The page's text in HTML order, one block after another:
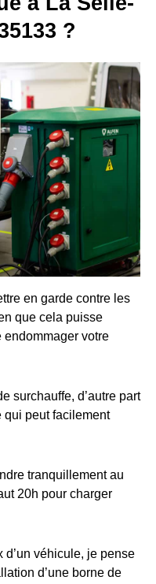
?
en garde contre les
que cela puisse
endommager votre
surchauffe, d’autre part
qui peut facilement
tranquillement au
20h pour charger
d’un véhicule, je pense
d’une borne de